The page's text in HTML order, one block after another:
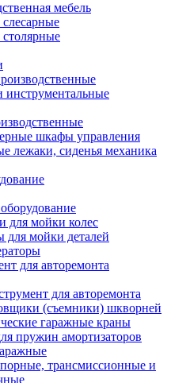
мебель
инструментальные
шкафы управления
лежаки, сиденья механика
для мойки колес
для мойки деталей
для авторемонта
для авторемонта
(съемники) шкворней
гаражные краны
пружин амортизаторов
трансмиссионные и